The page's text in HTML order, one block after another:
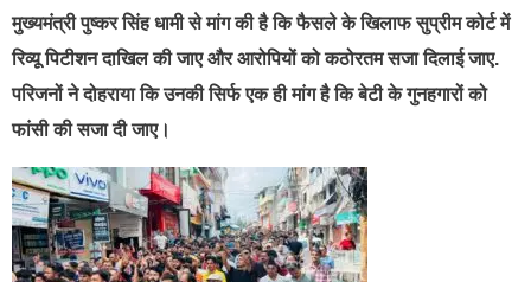
मुख्यमंत्री पुष्कर सिंह धामी से मांग की है कि फैसले के खिलाफ सुप्रीम कोर्ट में
रिव्यू पिटीशन दाखिल की जाए और आरोपियों को कठोरतम सजा दिलाई जाए.
परिजनों ने दोहराया कि उनकी सिर्फ एक ही मांग है कि बेटी के गुनहगारों को
फांसी की सजा दी जाए।